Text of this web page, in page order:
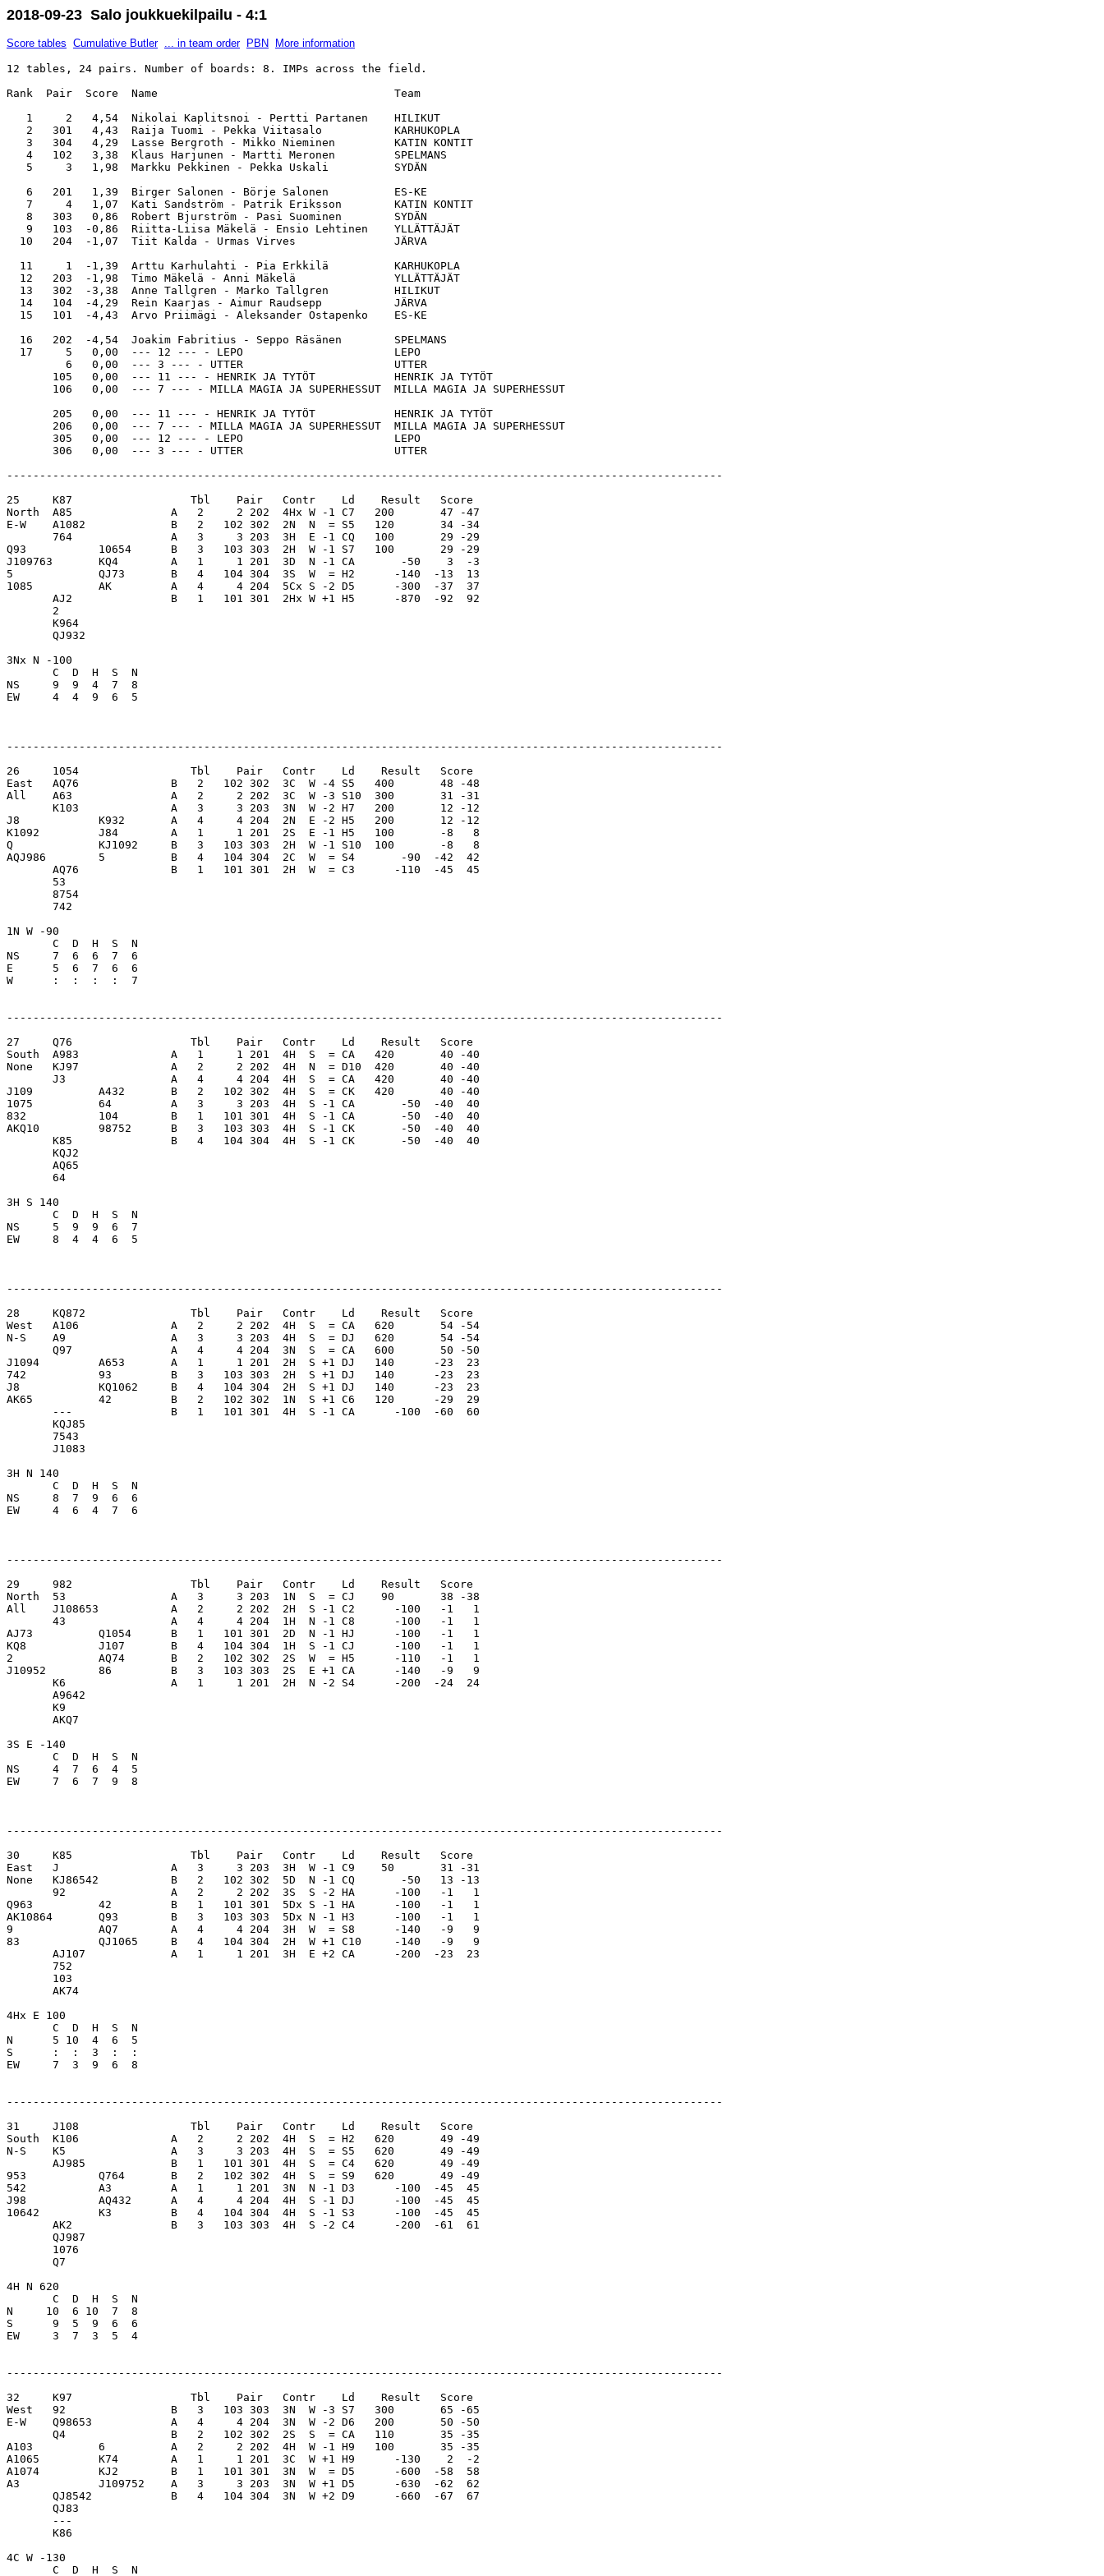
2018-09-23 Salo joukkuekilpailu - 4:1
Score tables Cumulative Butler ... in team order PBN More information
12 tables, 24 pairs. Number of boards: 8. IMPs across the field.
Rank  Pair  Score  Name                                    Team
   1     2   4,54  Nikolai Kaplitsnoi - Pertti Partanen    HILIKUT
   2   301   4,43  Raija Tuomi - Pekka Viitasalo           KARHUKOPLA
   3   304   4,29  Lasse Bergroth - Mikko Nieminen         KATIN KONTIT
   4   102   3,38  Klaus Harjunen - Martti Meronen         SPELMANS
   5     3   1,98  Markku Pekkinen - Pekka Uskali          SYDÄN
   6   201   1,39  Birger Salonen - Börje Salonen          ES-KE
   7     4   1,07  Kati Sandström - Patrik Eriksson        KATIN KONTIT
   8   303   0,86  Robert Bjurström - Pasi Suominen        SYDÄN
   9   103  -0,86  Riitta-Liisa Mäkelä - Ensio Lehtinen    YLLÄTTÄJÄT
  10   204  -1,07  Tiit Kalda - Urmas Virves               JÄRVA
  11     1  -1,39  Arttu Karhulahti - Pia Erkkilä          KARHUKOPLA
  12   203  -1,98  Timo Mäkelä - Anni Mäkelä               YLLÄTTÄJÄT
  13   302  -3,38  Anne Tallgren - Marko Tallgren          HILIKUT
  14   104  -4,29  Rein Kaarjas - Aimur Raudsepp           JÄRVA
  15   101  -4,43  Arvo Priimägi - Aleksander Ostapenko    ES-KE
  16   202  -4,54  Joakim Fabritius - Seppo Räsänen        SPELMANS
  17     5   0,00  --- 12 --- - LEPO                       LEPO
         6   0,00  --- 3 --- - UTTER                       UTTER
       105   0,00  --- 11 --- - HENRIK JA TYTÖT            HENRIK JA TYTÖT
       106   0,00  --- 7 --- - MILLA MAGIA JA SUPERHESSUT  MILLA MAGIA JA SUPERHESSUT
       205   0,00  --- 11 --- - HENRIK JA TYTÖT            HENRIK JA TYTÖT
       206   0,00  --- 7 --- - MILLA MAGIA JA SUPERHESSUT  MILLA MAGIA JA SUPERHESSUT
       305   0,00  --- 12 --- - LEPO                       LEPO
-------------------------------------------------------------------------------------------------------------
25     K87                  Tbl    Pair   Contr    Ld    Result   Score
North  A85               A   2     2 202  4Hx W -1 C7   200       47 -47
E-W    A1082             B   2   102 302  2N  N  = S5   120       34 -34
       764               A   3     3 203  3H  E -1 CQ   100       29 -29
Q93           10654      B   3   103 303  2H  W -1 S7   100       29 -29
J109763       KQ4        A   1     1 201  3D  N -1 CA       -50    3  -3
5             QJ73       B   4   104 304  3S  W  = H2      -140  -13  13
1085          AK         A   4     4 204  5Cx S -2 D5      -300  -37  37
       AJ2               B   1   101 301  2Hx W +1 H5      -870  -92  92
       2
       K964
       QJ932
3Nx N -100
       C  D  H  S  N
NS     9  9  4  7  8
EW     4  4  9  6  5
-------------------------------------------------------------------------------------------------------------
26     1054                 Tbl    Pair   Contr    Ld    Result   Score
East   AQ76              B   2   102 302  3C  W -4 S5   400       48 -48
All    A63               A   2     2 202  3C  W -3 S10  300       31 -31
       K103              A   3     3 203  3N  W -2 H7   200       12 -12
J8            K932       A   4     4 204  2N  E -2 H5   200       12 -12
K1092         J84        A   1     1 201  2S  E -1 H5   100       -8   8
Q             KJ1092     B   3   103 303  2H  W -1 S10  100       -8   8
AQJ986        5          B   4   104 304  2C  W  = S4       -90  -42  42
       AQ76              B   1   101 301  2H  W  = C3      -110  -45  45
       53
       8754
       742
1N W -90
       C  D  H  S  N
NS     7  6  6  7  6
E      5  6  7  6  6
W      :  :  :  :  7
-------------------------------------------------------------------------------------------------------------
27     Q76                  Tbl    Pair   Contr    Ld    Result   Score
South  A983              A   1     1 201  4H  S  = CA   420       40 -40
None   KJ97              A   2     2 202  4H  N  = D10  420       40 -40
       J3                A   4     4 204  4H  S  = CA   420       40 -40
J109          A432       B   2   102 302  4H  S  = CK   420       40 -40
1075          64         A   3     3 203  4H  S -1 CA       -50  -40  40
832           104        B   1   101 301  4H  S -1 CA       -50  -40  40
AKQ10         98752      B   3   103 303  4H  S -1 CK       -50  -40  40
       K85               B   4   104 304  4H  S -1 CK       -50  -40  40
       KQJ2
       AQ65
       64
3H S 140
       C  D  H  S  N
NS     5  9  9  6  7
EW     8  4  4  6  5
-------------------------------------------------------------------------------------------------------------
28     KQ872                Tbl    Pair   Contr    Ld    Result   Score
West   A106              A   2     2 202  4H  S  = CA   620       54 -54
N-S    A9                A   3     3 203  4H  S  = DJ   620       54 -54
       Q97               A   4     4 204  3N  S  = CA   600       50 -50
J1094         A653       A   1     1 201  2H  S +1 DJ   140      -23  23
742           93         B   3   103 303  2H  S +1 DJ   140      -23  23
J8            KQ1062     B   4   104 304  2H  S +1 DJ   140      -23  23
AK65          42         B   2   102 302  1N  S +1 C6   120      -29  29
       ---               B   1   101 301  4H  S -1 CA      -100  -60  60
       KQJ85
       7543
       J1083
3H N 140
       C  D  H  S  N
NS     8  7  9  6  6
EW     4  6  4  7  6
-------------------------------------------------------------------------------------------------------------
29     982                  Tbl    Pair   Contr    Ld    Result   Score
North  53                A   3     3 203  1N  S  = CJ    90       38 -38
All    J108653           A   2     2 202  2H  S -1 C2      -100   -1   1
       43                A   4     4 204  1H  N -1 C8      -100   -1   1
AJ73          Q1054      B   1   101 301  2D  N -1 HJ      -100   -1   1
KQ8           J107       B   4   104 304  1H  S -1 CJ      -100   -1   1
2             AQ74       B   2   102 302  2S  W  = H5      -110   -1   1
J10952        86         B   3   103 303  2S  E +1 CA      -140   -9   9
       K6                A   1     1 201  2H  N -2 S4      -200  -24  24
       A9642
       K9
       AKQ7
3S E -140
       C  D  H  S  N
NS     4  7  6  4  5
EW     7  6  7  9  8
-------------------------------------------------------------------------------------------------------------
30     K85                  Tbl    Pair   Contr    Ld    Result   Score
East   J                 A   3     3 203  3H  W -1 C9    50       31 -31
None   KJ86542           B   2   102 302  5D  N -1 CQ       -50   13 -13
       92                A   2     2 202  3S  S -2 HA      -100   -1   1
Q963          42         B   1   101 301  5Dx S -1 HA      -100   -1   1
AK10864       Q93        B   3   103 303  5Dx N -1 H3      -100   -1   1
9             AQ7        A   4     4 204  3H  W  = S8      -140   -9   9
83            QJ1065     B   4   104 304  2H  W +1 C10     -140   -9   9
       AJ107             A   1     1 201  3H  E +2 CA      -200  -23  23
       752
       103
       AK74
4Hx E 100
       C  D  H  S  N
N      5 10  4  6  5
S      :  :  3  :  :
EW     7  3  9  6  8
-------------------------------------------------------------------------------------------------------------
31     J108                 Tbl    Pair   Contr    Ld    Result   Score
South  K106              A   2     2 202  4H  S  = H2   620       49 -49
N-S    K5                A   3     3 203  4H  S  = S5   620       49 -49
       AJ985             B   1   101 301  4H  S  = C4   620       49 -49
953           Q764       B   2   102 302  4H  S  = S9   620       49 -49
542           A3         A   1     1 201  3N  N -1 D3      -100  -45  45
J98           AQ432      A   4     4 204  4H  S -1 DJ      -100  -45  45
10642         K3         B   4   104 304  4H  S -1 S3      -100  -45  45
       AK2               B   3   103 303  4H  S -2 C4      -200  -61  61
       QJ987
       1076
       Q7
4H N 620
       C  D  H  S  N
N     10  6 10  7  8
S      9  5  9  6  6
EW     3  7  3  5  4
-------------------------------------------------------------------------------------------------------------
32     K97                  Tbl    Pair   Contr    Ld    Result   Score
West   92                B   3   103 303  3N  W -3 S7   300       65 -65
E-W    Q98653            A   4     4 204  3N  W -2 D6   200       50 -50
       Q4                B   2   102 302  2S  S  = CA   110       35 -35
A103          6          A   2     2 202  4H  W -1 H9   100       35 -35
A1065         K74        A   1     1 201  3C  W +1 H9      -130    2  -2
A1074         KJ2        B   1   101 301  3N  W  = D5      -600  -58  58
A3            J109752    A   3     3 203  3N  W +1 D5      -630  -62  62
       QJ8542            B   4   104 304  3N  W +2 D9      -660  -67  67
       QJ83
       ---
       K86
4C W -130
       C  D  H  S  N